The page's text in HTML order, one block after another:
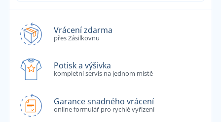
Vrácení zdarma
přes Zásilkovnu
Potisk a výšivka
kompletní servis na jednom místě
Garance snadného vrácení
online formulář pro rychlé vyřízení